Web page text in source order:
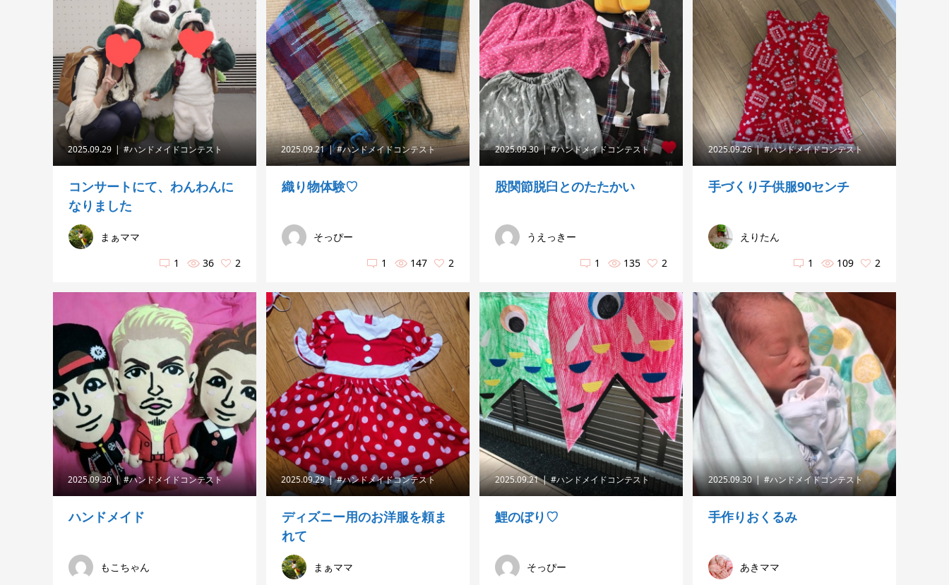
2025.09.29 #ハンドメイドコンテスト
コンサートにて、わんわんに
なりました
まぁママ
1
36 2
2025.09.21 #ハンドメイドコンテスト
織り物体験♡
そっぴー
1
147 2
2025.09.30 #ハンドメイドコンテスト
股関節脱臼とのたたかい
うえっきー
1
135 2
2025.09.26 #ハンドメイドコンテスト
手づくり子供服90センチ
えりたん
1
109 2
2025.09.30 #ハンドメイドコンテスト
ハンドメイド
もこちゃん
2025.09.29 #ハンドメイドコンテスト
ディズニー用のお洋服を頼ま
れて
まぁママ
2025.09.21 #ハンドメイドコンテスト
鯉のぼり♡
そっぴー
2025.09.30 #ハンドメイドコンテスト
手作りおくるみ
あきママ